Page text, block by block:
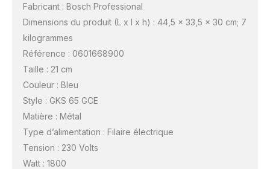
Fabricant : Bosch Professional
Dimensions du produit (L x l x h) : 44,5 x 33,5 x 30 cm; 7
kilogrammes
Référence : 0601668900
Taille : 21 cm
Couleur : Bleu
Style : GKS 65 GCE
Matière : Métal
Type d’alimentation : Filaire électrique
Tension : 230 Volts
Watt : 1800